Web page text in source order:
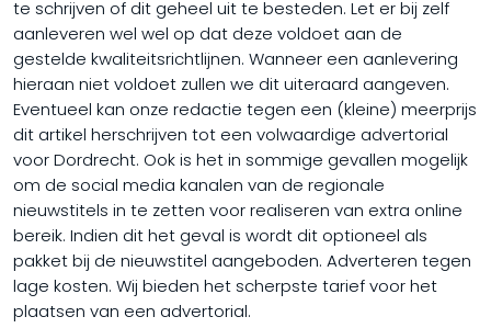
te schrijven of dit geheel uit te besteden. Let er bij zelf
aanleveren wel wel op dat deze voldoet aan de
gestelde kwaliteitsrichtlijnen. Wanneer een aanlevering
hieraan niet voldoet zullen we dit uiteraard aangeven.
Eventueel kan onze redactie tegen een (kleine) meerprijs
dit artikel herschrijven tot een volwaardige advertorial
voor Dordrecht. Ook is het in sommige gevallen mogelijk
om de social media kanalen van de regionale
nieuwstitels in te zetten voor realiseren van extra online
bereik. Indien dit het geval is wordt dit optioneel als
pakket bij de nieuwstitel aangeboden. Adverteren tegen
lage kosten. Wij bieden het scherpste tarief voor het
plaatsen van een advertorial.